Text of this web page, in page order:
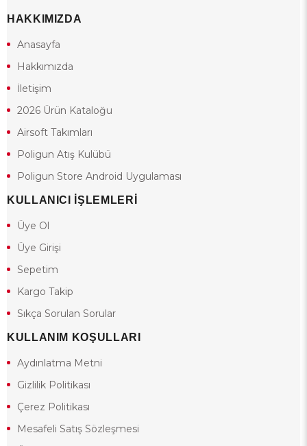
HAKKIMIZDA
Anasayfa
Hakkımızda
İletişim
2026 Ürün Kataloğu
Airsoft Takımları
Poligun Atış Kulübü
Poligun Store Android Uygulaması
KULLANICI İŞLEMLERİ
Üye Ol
Üye Girişi
Sepetim
Kargo Takip
Sıkça Sorulan Sorular
KULLANIM KOŞULLARI
Aydınlatma Metni
Gizlilik Politikası
Çerez Politikası
Mesafeli Satış Sözleşmesi